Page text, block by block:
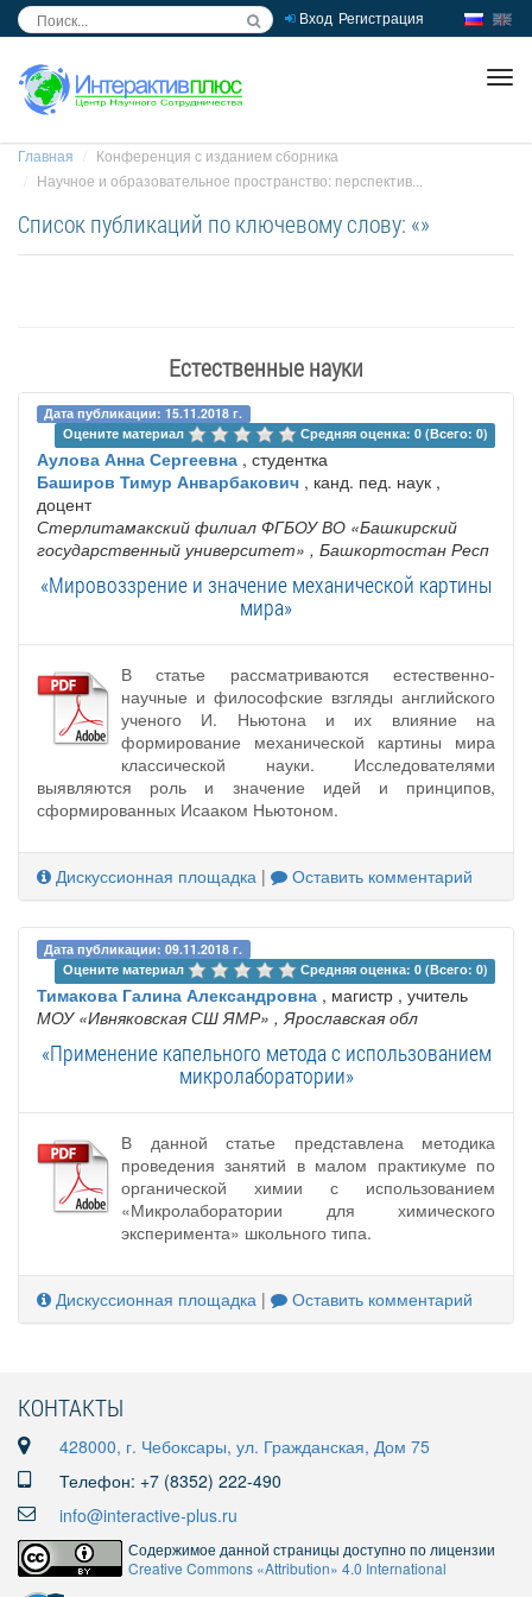
Вход Регистрация
Главная
Конференция с изданием сборника
Научное и образовательное пространство: перспектив...
Список публикаций по ключевому слову: «»
Естественные науки
Дата публикации: 15.11.2018 г.
Оцените материал
Средняя оценка: 0 (Всего: 0)
Аулова Анна Сергеевна , студентка
Баширов Тимур Анварбакович , канд. пед. наук ,
доцент
Стерлитамакский филиал ФГБОУ ВО «Башкирский
государственный университет» , Башкортостан Респ
«Мировоззрение и значение механической картины
мира»
В статье рассматриваются естественно-
научные и философские взгляды английского
ученого И. Ньютона и их влияние на
формирование механической картины мира
классической науки. Исследователями
выявляются роль и значение идей и принципов,
сформированных Исааком Ньютоном.
Дискуссионная площадка | Оставить комментарий
Дата публикации: 09.11.2018 г.
Оцените материал
Средняя оценка: 0 (Всего: 0)
Тимакова Галина Александровна , магистр , учитель
МОУ «Ивняковская СШ ЯМР» , Ярославская обл
«Применение капельного метода с использованием
микролаборатории»
В данной статье представлена методика
проведения занятий в малом практикуме по
органической химии с использованием
«Микролаборатории для химического
эксперимента» школьного типа.
Дискуссионная площадка | Оставить комментарий
КОНТАКТЫ
428000, г. Чебоксары, ул. Гражданская, Дом 75
Телефон: +7 (8352) 222-490
info@interactive-plus.ru
Содержимое данной страницы доступно по лицензии
Creative Commons «Attribution» 4.0 International